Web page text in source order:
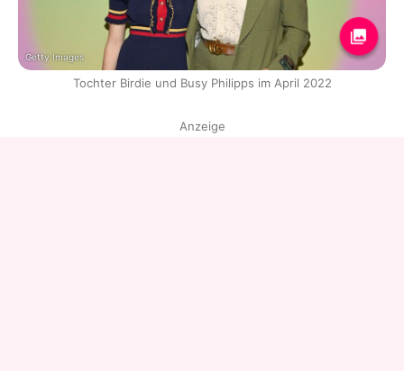
Getty Images
Tochter Birdie und Busy Philipps im April 2022
Anzeige